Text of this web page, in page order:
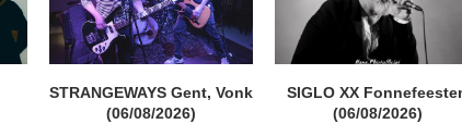
STRANGEWAYS Gent, Vonk
(06/08/2026)
SIGLO XX
(06/08/2026)